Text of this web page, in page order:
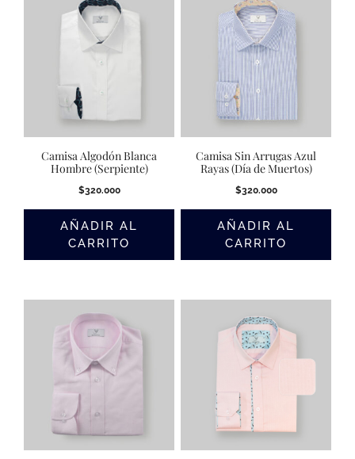
Camisa Algodón Blanca
Hombre (Serpiente)
$320.000
AÑADIR AL
CARRITO
Camisa Sin Arrugas Azul
Rayas (Día de Muertos)
$320.000
AÑADIR AL
CARRITO